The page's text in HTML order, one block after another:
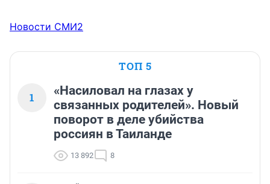
Новости СМИ2
ТОП 5
1
«Насиловал на глазах у
связанных родителей». Новый
поворот в деле убийства
россиян в Таиланде
13 892 8